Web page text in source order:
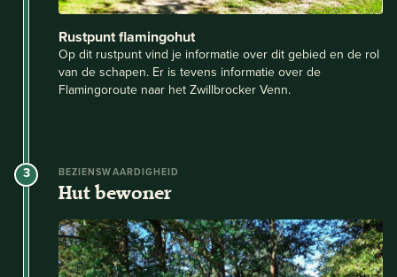
Rustpunt flamingohut
Op dit rustpunt vind je informatie over dit gebied en de rol
van de schapen. Er is tevens informatie over de
Flamingoroute naar het Zwillbrocker Venn.
3 BEZIENSWAARDIGHEID
Hut bewoner